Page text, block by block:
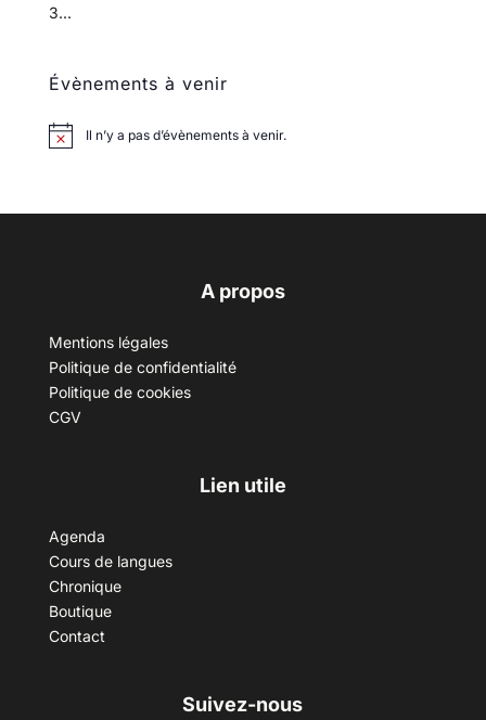
3...
Évènements à venir
Il n’y a pas d’évènements à venir.
A propos
Mentions légales
Politique de confidentialité
Politique de cookies
CGV
Lien utile
Agenda
Cours de langues
Chronique
Boutique
Contact
Suivez-nous